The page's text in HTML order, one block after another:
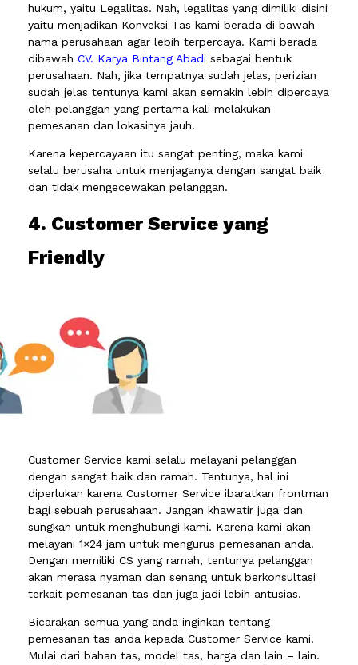
hukum, yaitu Legalitas. Nah, legalitas yang dimiliki disini
yaitu menjadikan Konveksi Tas kami berada di bawah
nama perusahaan agar lebih terpercaya. Kami berada
dibawah CV. Karya Bintang Abadi sebagai bentuk
perusahaan. Nah, jika tempatnya sudah jelas, perizian
sudah jelas tentunya kami akan semakin lebih dipercaya
oleh pelanggan yang pertama kali melakukan
pemesanan dan lokasinya jauh.
Karena kepercayaan itu sangat penting, maka kami
selalu berusaha untuk menjaganya dengan sangat baik
dan tidak mengecewakan pelanggan.
4. Customer Service yang
Friendly
Customer Service kami selalu melayani pelanggan
dengan sangat baik dan ramah. Tentunya, hal ini
diperlukan karena Customer Service ibaratkan frontman
bagi sebuah perusahaan. Jangan khawatir juga dan
sungkan untuk menghubungi kami. Karena kami akan
melayani 1×24 jam untuk mengurus pemesanan anda.
Dengan memiliki CS yang ramah, tentunya pelanggan
akan merasa nyaman dan senang untuk berkonsultasi
terkait pemesanan tas dan juga jadi lebih antusias.
Bicarakan semua yang anda inginkan tentang
pemesanan tas anda kepada Customer Service kami.
Mulai dari bahan tas, model tas, harga dan lain – lain.